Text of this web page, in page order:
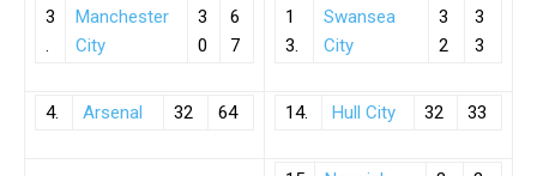
3
.
Manchester
City
3
0
6
7
1
3.
Swansea
City
3
2
3
3
4. Arsenal 32 64 14. Hull City 32 33